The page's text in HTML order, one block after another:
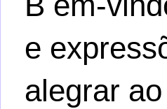
e
alegrar